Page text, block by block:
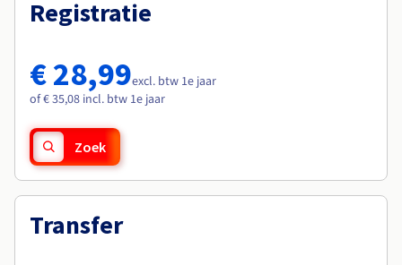
Tarieven
Roadmap & Changelog
Monitoring
Roadmap & Changelog
Roadmap & Changelog
Roadmap & Changelog
Roadmap & Changelog
Registratie
€ 28,99excl. btw 1e jaar
of € 35,08 incl. btw 1e jaar
Zoek
Transfer